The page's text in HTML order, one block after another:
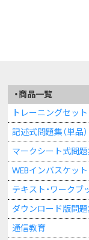
正、追加又は
停止、第三者
これに対応致
①窓口：株式会
合わせ窓口
②連絡先：（電
（電子メー
③開示手続きに
（Web）
5.提供の任意性に
商品一覧
トレーニングセット
記述式問題集（単品）
マークシート式問題
WEBインバスケット
テキスト・ワークブ
ダウンロード版問
通信教育